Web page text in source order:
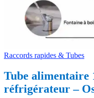
Raccords rapides & Tubes
Tube alimentaire
réfrigérateur –